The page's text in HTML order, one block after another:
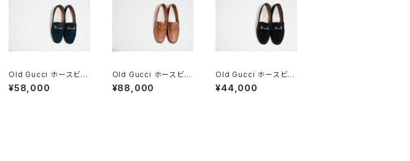
Old Gucci ホースビッ
トローファー 36C Nav
y Suede
¥58,000
Old Gucci ホースビッ
トローファー 38.5C ta
n ほぼDeadstock
¥88,000
Old Gucci ホースビッ
トローファー 37C BK
Suede
¥44,000